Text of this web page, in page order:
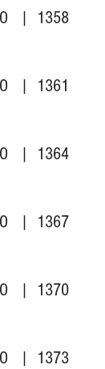
| 1358
| 1361
| 1364
| 1367
| 1370
| 1373